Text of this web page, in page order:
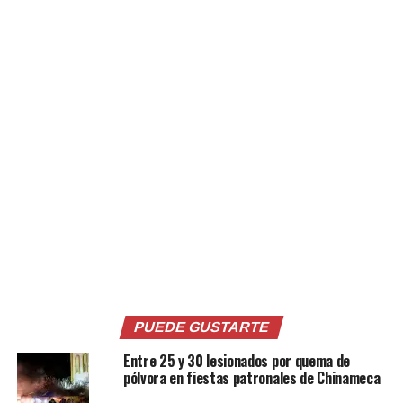
Hondureños buscan
Hospital Rosales
6 junio, 2026
Hospital Rosales contará con
mundial
14 julio, 2025
PUEDE GUSTARTE
Entre 25 y 30 lesionados por quema de
pólvora en fiestas patronales de Chinameca